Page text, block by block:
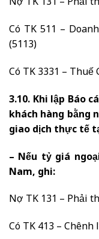
Có TK 511 –
(5113)
Có TK 3331 –
3.10. Khi lập Báo
khách hàng bằng
giao dịch thực tế
– Nếu tỷ giá
Nam, ghi:
Nợ TK 131 – Phải
Có TK 413 –